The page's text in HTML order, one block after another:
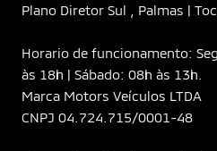
Plano Diretor Sul , Palmas |
Horario de funcionamento:
às 18h | Sábado: 08h às 13h.
Marca Motors Veículos LTDA
CNPJ 04.724.715/0001-48